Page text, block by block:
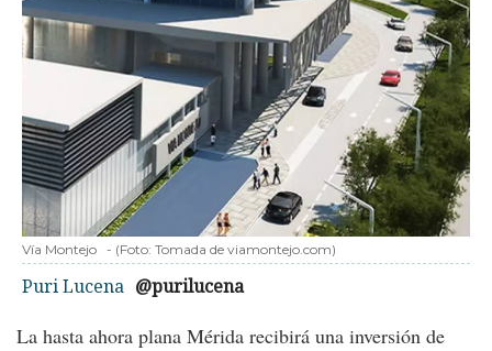
Vía Montejo - (Foto: Tomada de viamontejo.com)
Puri Lucena @purilucena
La hasta ahora plana Mérida recibirá una inversión de